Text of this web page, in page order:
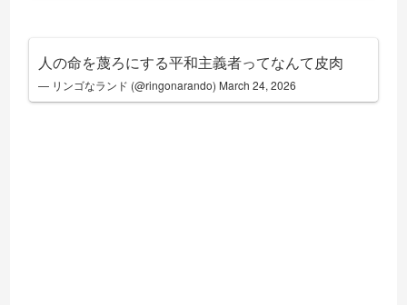
人の命を蔑ろにする平和主義者ってなんて皮肉
— リンゴなランド (@ringonarando) March 24, 2026